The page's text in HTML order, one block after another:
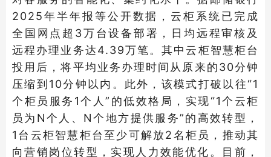
2025年半年报等公开数据，云柜系统已完成
全国网点超3万台设备部署，日均远程审核及
远程办理业务达4.39万笔。其中云柜智慧柜台
投用后，将平均业务办理时间从原来的30分钟
压缩到10分钟以内。此外，该模式打破以往“1
个柜员服务1个人”的低效格局，实现“1个云柜
员为N个人、N个地方提供服务”的高效转型，
1台云柜智慧柜台至少可解放2名柜员，推动其
向营销岗位转型，实现人力效能优化。目前，